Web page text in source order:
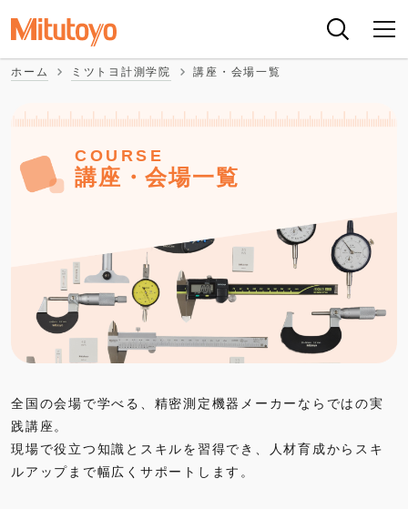
ホーム ミツトヨ計測学院 講座・会場一覧
COURSE
講座・会場一覧
全国の会場で学べる、精密測定機器メーカーならではの実
践講座。
現場で役立つ知識とスキルを習得でき、人材育成からスキ
ルアップまで幅広くサポートします。